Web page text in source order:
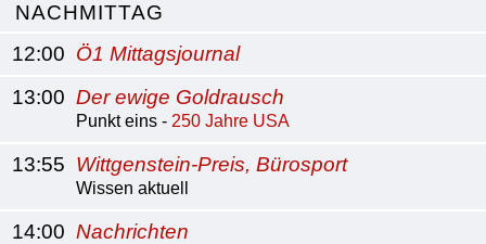
NACHMITTAG
12:00 Ö1 Mittagsjournal
13:00 Der ewige Goldrausch
Punkt eins - 250 Jahre USA
13:55 Wittgenstein-Preis, Bürosport
Wissen aktuell
14:00 Nachrichten